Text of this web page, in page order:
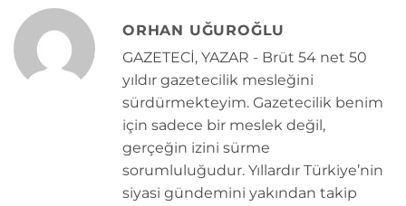
ORHAN UĞUROĞLU
GAZETECİ, YAZAR - Brüt 54 net 50
yıldır gazetecilik mesleğini
sürdürmekteyim. Gazetecilik benim
için sadece bir meslek değil,
gerçeğin izini sürme
sorumluluğudur. Yıllardır Türkiye’nin
siyasi gündemini yakından takip